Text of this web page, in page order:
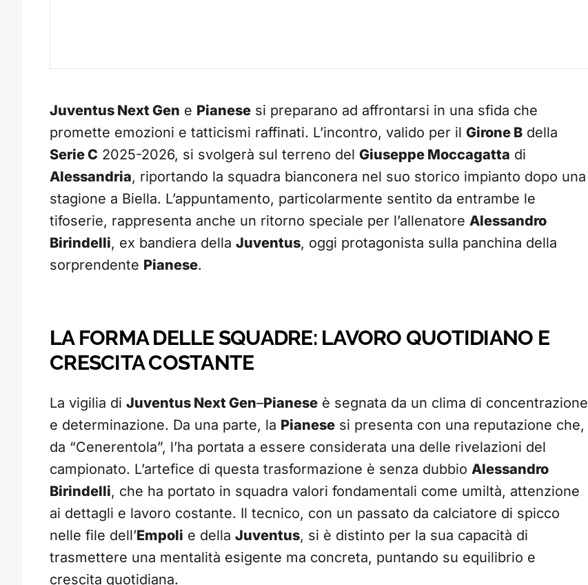
Juventus Next Gen e Pianese si preparano ad affrontarsi in una sfida che
promette emozioni e tatticismi raffinati. L’incontro, valido per il Girone B della
Serie C 2025-2026, si svolgerà sul terreno del Giuseppe Moccagatta di
Alessandria, riportando la squadra bianconera nel suo storico impianto dopo una
stagione a Biella. L’appuntamento, particolarmente sentito da entrambe le
tifoserie, rappresenta anche un ritorno speciale per l’allenatore Alessandro
Birindelli, ex bandiera della Juventus, oggi protagonista sulla panchina della
sorprendente Pianese.
LA FORMA DELLE SQUADRE: LAVORO QUOTIDIANO E
CRESCITA COSTANTE
La vigilia di Juventus Next Gen–Pianese è segnata da un clima di concentrazione
e determinazione. Da una parte, la Pianese si presenta con una reputazione che,
da “Cenerentola”, l’ha portata a essere considerata una delle rivelazioni del
campionato. L’artefice di questa trasformazione è senza dubbio Alessandro
Birindelli, che ha portato in squadra valori fondamentali come umiltà, attenzione
ai dettagli e lavoro costante. Il tecnico, con un passato da calciatore di spicco
nelle file dell’Empoli e della Juventus, si è distinto per la sua capacità di
trasmettere una mentalità esigente ma concreta, puntando su equilibrio e
crescita quotidiana.